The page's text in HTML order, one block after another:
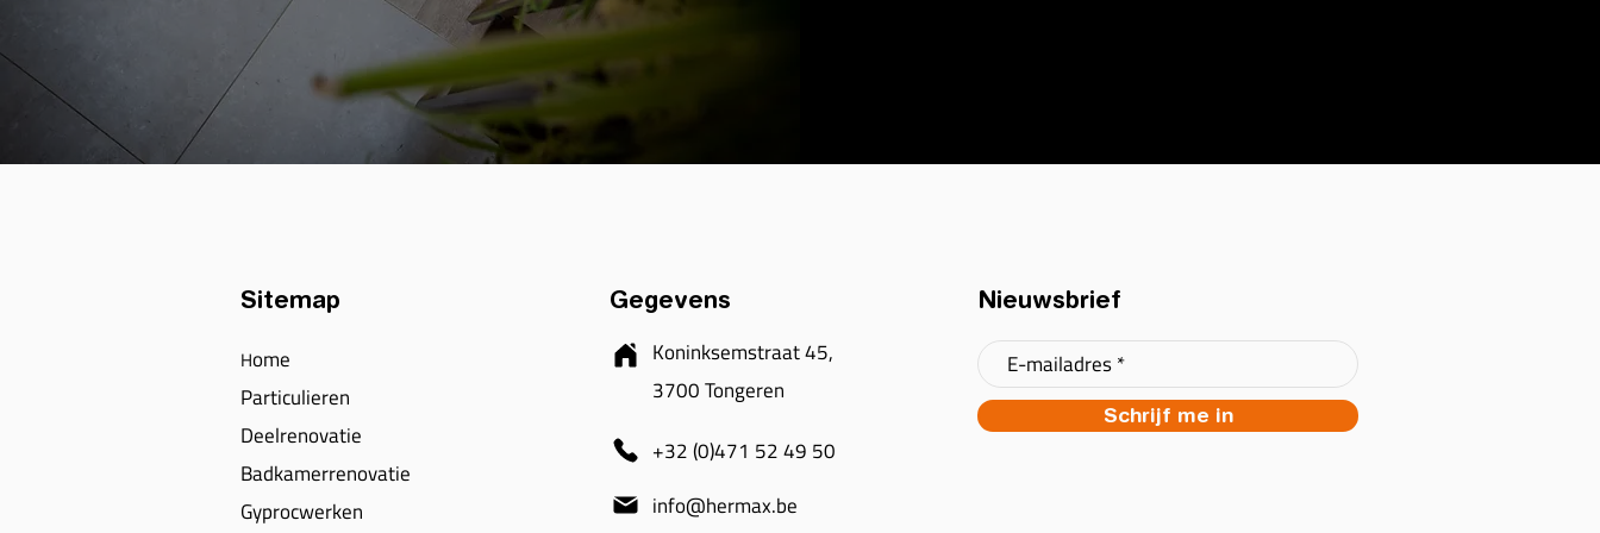
Sitemap
Home
Particulieren
Deelrenovatie
Badkamerrenovatie
Gyprocwerken
Gegevens
Koninksemstraat 45,
3700 Tongeren
+32 (0)471 52 49 50
info@hermax.be
Nieuwsbrief
Schrijf me in